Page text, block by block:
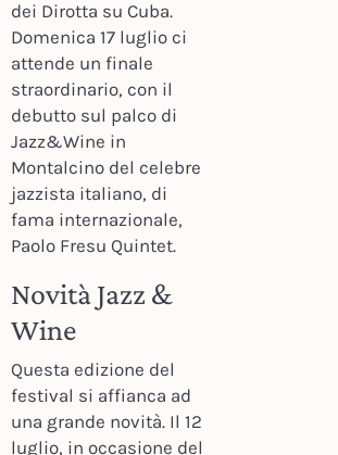
dei Dirotta su Cuba.
Domenica 17 luglio ci
attende un finale
straordinario, con il
debutto sul palco di
Jazz&Wine in
Montalcino del celebre
jazzista italiano, di
fama internazionale,
Paolo Fresu Quintet.
Novità Jazz &
Wine
Questa edizione del
festival si affianca ad
una grande novità. Il 12
luglio, in occasione del